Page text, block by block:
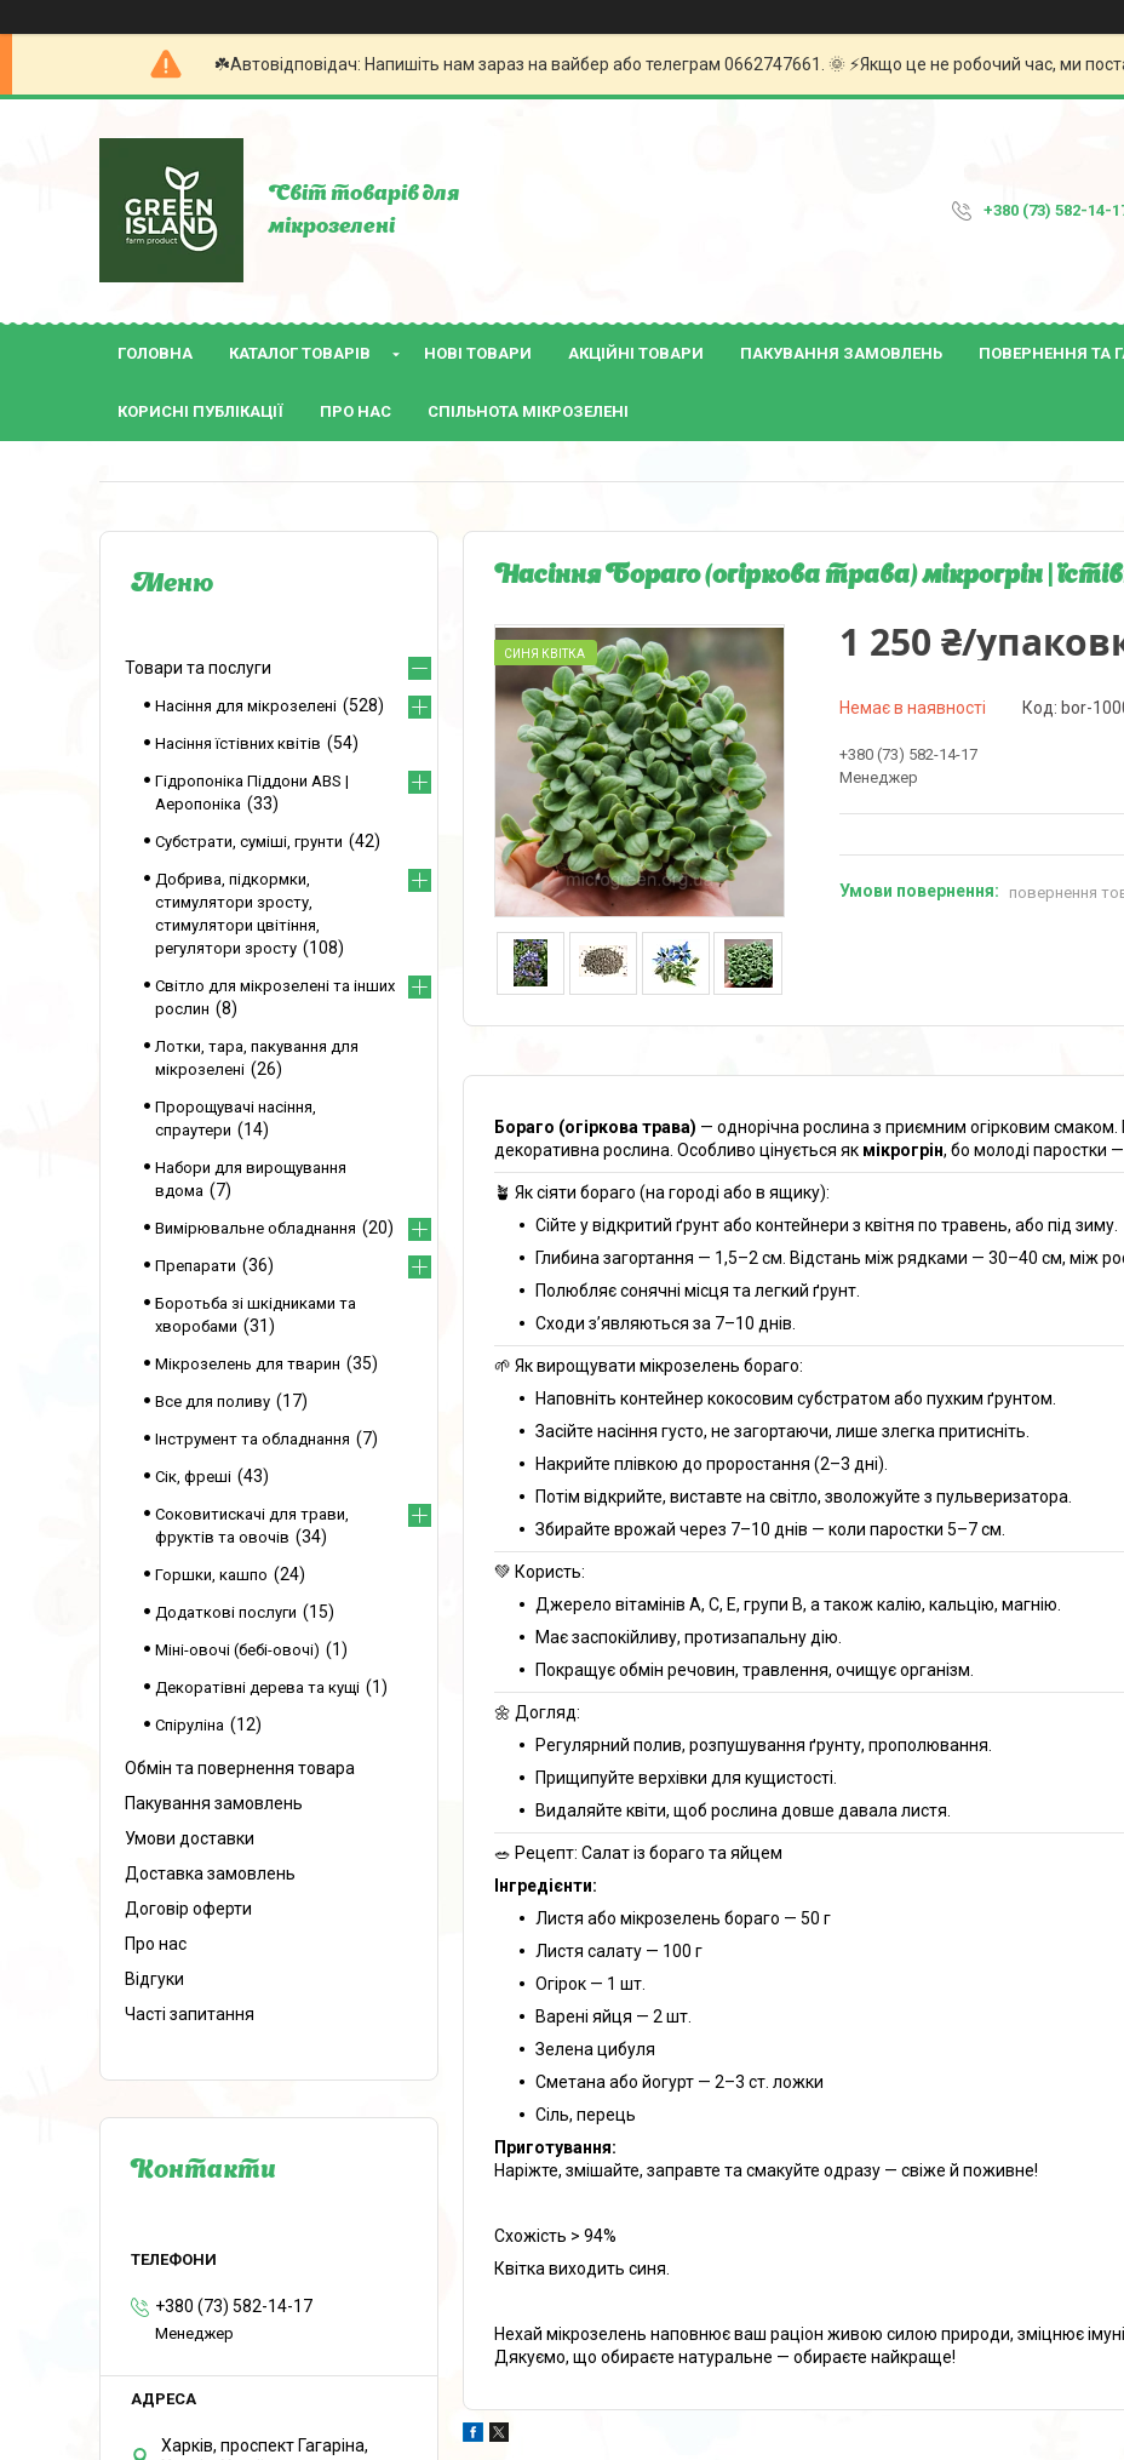
☘️Автовідповідач: Напишіть нам зараз на вайбер або телеграм 0662747661. 🌞 ⚡️Якщо це не робочий час, ми
Світ товарів для
мікрозелені
+380 (73) 582-14-
ГОЛОВНА КАТАЛОГ ТОВАРІВ НОВІ ТОВАРИ АКЦІЙНІ ТОВАРИ ПАКУВАННЯ ЗАМОВЛЕНЬ ПОВЕРНЕННЯ ТА
КОРИСНІ ПУБЛІКАЦІЇ ПРО НАС СПІЛЬНОТА МІКРОЗЕЛЕНІ
Насіння Бораго (огіркова трава) мікрогрін |
СИНЯ КВІТКА 1 250 ₴/
Немає в наявності Код: bor-
+380 (73) 582-14-17
Менеджер
повернення
Бораго (огіркова трава) — однорічна рослина з приємним огірковим смаком.
декоративна рослина. Особливо цінується як мікрогрін, бо молоді паростки
🪴 Як сіяти бораго (на городі або в ящику):
Сійте у відкритий ґрунт або контейнери з квітня по травень, або під зиму.
Глибина загортання — 1,5–2 см. Відстань між рядками — 30–40 см, між
Полюбляє сонячні місця та легкий ґрунт.
Сходи з’являються за 7–10 днів.
🌱 Як вирощувати мікрозелень бораго:
Наповніть контейнер кокосовим субстратом або пухким ґрунтом.
Засійте насіння густо, не загортаючи, лише злегка притисніть.
Накрийте плівкою до проростання (2–3 дні).
Потім відкрийте, виставте на світло, зволожуйте з пульверизатора.
Збирайте врожай через 7–10 днів — коли паростки 5–7 см.
💚 Користь:
Джерело вітамінів A, C, E, групи B, а також калію, кальцію, магнію.
Має заспокійливу, протизапальну дію.
Покращує обмін речовин, травлення, очищує організм.
🌼 Догляд:
Регулярний полив, розпушування ґрунту, прополювання.
Прищипуйте верхівки для кущистості.
Видаляйте квіти, щоб рослина довше давала листя.
🥗 Рецепт: Салат із бораго та яйцем
Інгредієнти:
Листя або мікрозелень бораго — 50 г
Листя салату — 100 г
Огірок — 1 шт.
Варені яйця — 2 шт.
Зелена цибуля
Сметана або йогурт — 2–3 ст. ложки
Сіль, перець
Приготування:
Наріжте, змішайте, заправте та смакуйте одразу — свіже й поживне!
Схожість > 94%
Квітка виходить синя.
Нехай мікрозелень наповнює ваш раціон живою силою природи, зміцнює
Дякуємо, що обираєте натуральне — обираєте найкраще!
Товари та послуги
Насіння для мікрозелені 528
Насіння їстівних квітів 54
Гідропоніка Піддони ABS |
Аеропоніка
33
Субстрати, суміші, грунти 42
Добрива, підкормки,
стимулятори зросту,
стимулятори цвітіння,
регулятори зросту
108
Світло для мікрозелені та інших
рослин
8
Лотки, тара, пакування для
мікрозелені
26
Пророщувачі насіння,
спраутери
14
Набори для вирощування
вдома
7
Вимірювальне обладнання 20
Препарати 36
Боротьба зі шкідниками та
хворобами
31
Мікрозелень для тварин 35
Все для поливу 17
Інструмент та обладнання 7
Сік, фреші 43
Соковитискачі для трави,
фруктів та овочів
34
Горшки, кашпо 24
Додаткові послуги 15
Міні-овочі (бебі-овочі) 1
Декоратівні дерева та кущі 1
Спіруліна 12
Обмін та повернення товара
Пакування замовлень
Умови доставки
Доставка замовлень
Договір оферти
Про нас
Відгуки
Часті запитання
Контакти
+380 (73) 582-14-17
Менеджер
Харків, проспект Гагаріна,